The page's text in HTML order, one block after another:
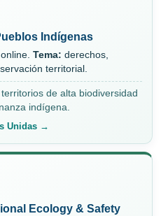
Indígenas
Tema: derechos,
territorial.
de alta biodiversidad
indígena.
Unidas →
Ecology & Safety